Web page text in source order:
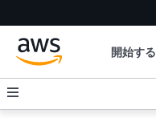
開始する